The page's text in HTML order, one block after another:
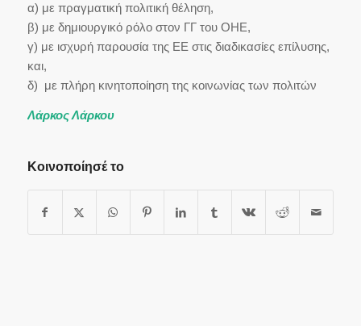
α) με πραγματική πολιτική θέληση,
β) με δημιουργικό ρόλο στον ΓΓ του ΟΗΕ,
γ) με ισχυρή παρουσία της ΕΕ στις διαδικασίες επίλυσης,
και,
δ) με πλήρη κινητοποίηση της κοινωνίας των πολιτών
Λάρκος Λάρκου
Κοινοποίησέ το